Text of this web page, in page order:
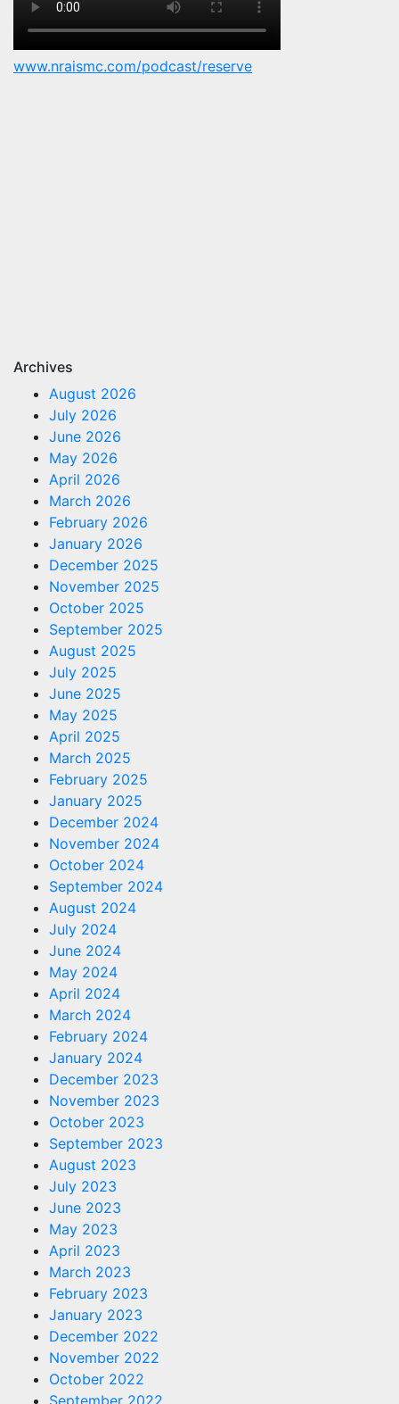
www.nraismc.com/podcast/reserve
Archives
August 2026
July 2026
June 2026
May 2026
April 2026
March 2026
February 2026
January 2026
December 2025
November 2025
October 2025
September 2025
August 2025
July 2025
June 2025
May 2025
April 2025
March 2025
February 2025
January 2025
December 2024
November 2024
October 2024
September 2024
August 2024
July 2024
June 2024
May 2024
April 2024
March 2024
February 2024
January 2024
December 2023
November 2023
October 2023
September 2023
August 2023
July 2023
June 2023
May 2023
April 2023
March 2023
February 2023
January 2023
December 2022
November 2022
October 2022